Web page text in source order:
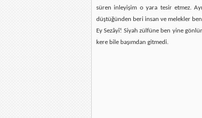
süren inleyişim o yara tesir etmez.
düştüğünden beri insan ve melekler
Ey Sezâyî! Siyah zülfüne ben yine
kere bile başımdan gitmedi.